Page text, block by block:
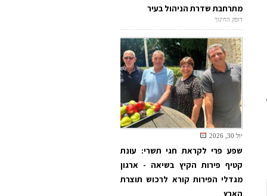
מתרחבת שדרת הניהול בעיר
דופק החינוך
יול 30, 2026
שפע פרי לקראת חגי תשרי: עונת
קטיף פירות הקיץ בשיאה - ארגון
מגדלי הפירות קורא לרכוש תוצרת
הארץ